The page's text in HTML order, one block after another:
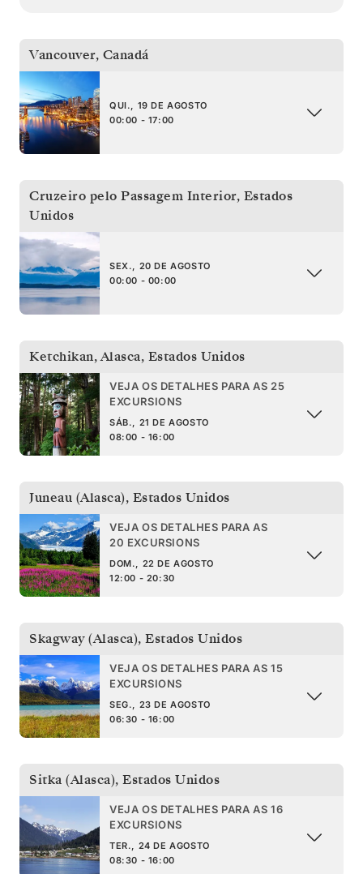
Vancouver, Canadá
QUI., 19 DE AGOSTO
00:00 - 17:00
Cruzeiro pelo Passagem Interior, Estados
Unidos
SEX., 20 DE AGOSTO
00:00 - 00:00
Ketchikan, Alasca, Estados Unidos
VEJA OS DETALHES PARA AS 25
EXCURSIONS
SÁB., 21 DE AGOSTO
08:00 - 16:00
Juneau (Alasca), Estados Unidos
VEJA OS DETALHES PARA AS
20 EXCURSIONS
DOM., 22 DE AGOSTO
12:00 - 20:30
Skagway (Alasca), Estados Unidos
VEJA OS DETALHES PARA AS 15
EXCURSIONS
SEG., 23 DE AGOSTO
06:30 - 16:00
Sitka (Alasca), Estados Unidos
VEJA OS DETALHES PARA AS 16
EXCURSIONS
TER., 24 DE AGOSTO
08:30 - 16:00